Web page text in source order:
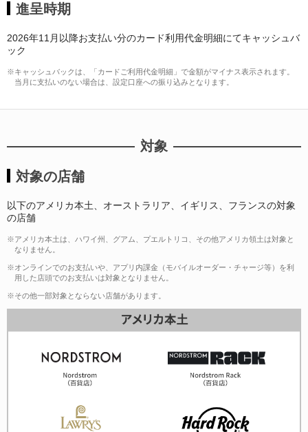
進呈時期
2026年11月以降お支払い分のカード利用代金明細にてキャッシュバ
ック
※キャッシュバックは、「カードご利用代金明細」で金額がマイナス表示されます。
当月に支払いのない場合は、設定口座への振り込みとなります。
対象
対象の店舗
以下のアメリカ本土、オーストラリア、イギリス、フランスの対象
の店舗
※アメリカ本土は、ハワイ州、グアム、プエルトリコ、その他アメリカ領土は対象と
なりません。
※オンラインでのお支払いや、アプリ内課金（モバイルオーダー・チャージ等）を利
用した店頭でのお支払いは対象となりません。
※その他一部対象とならない店舗があります。